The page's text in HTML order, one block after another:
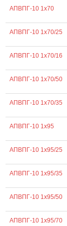
АПВПГ-10 1х70
АПВПГ-10 1х70/25
АПВПГ-10 1х70/16
АПВПГ-10 1х70/50
АПВПГ-10 1х70/35
АПВПГ-10 1х95
АПВПГ-10 1х95/25
АПВПГ-10 1х95/35
АПВПГ-10 1х95/50
АПВПГ-10 1х95/70